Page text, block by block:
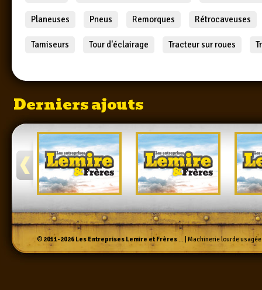
Planeuses Pneus Remorques Rétrocaveuses
Tamiseurs Tour d'éclairage Tracteur sur roues
Derniers ajouts
© 2011-2026 Les Entreprises Lemire et Frères... | Machinerie lourde